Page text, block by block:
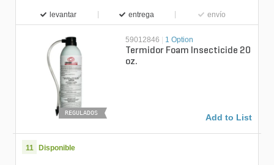
levantar entrega envío
REGULADOS
59012846 1 Option
Termidor Foam Insecticide 20
oz.
Add to List
11 Disponible